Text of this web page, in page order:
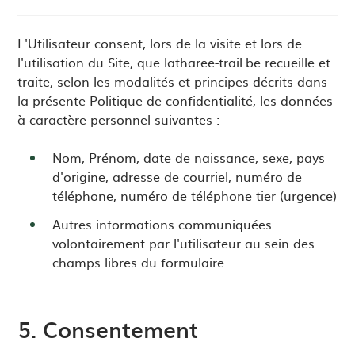
L'Utilisateur consent, lors de la visite et lors de
l'utilisation du Site, que latharee-trail.be recueille et
traite, selon les modalités et principes décrits dans
la présente Politique de confidentialité, les données
à caractère personnel suivantes :
Nom, Prénom, date de naissance, sexe, pays
d'origine, adresse de courriel, numéro de
téléphone, numéro de téléphone tier (urgence)
Autres informations communiquées
volontairement par l'utilisateur au sein des
champs libres du formulaire
5. Consentement